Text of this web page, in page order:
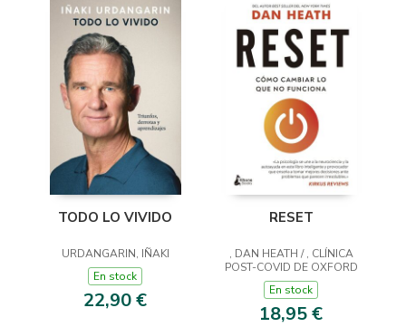
TODO LO VIVIDO
URDANGARIN, IÑAKI
En stock
22,90 €
RESET
, DAN HEATH / , CLÍNICA
POST-COVID DE OXFORD
En stock
18,95 €